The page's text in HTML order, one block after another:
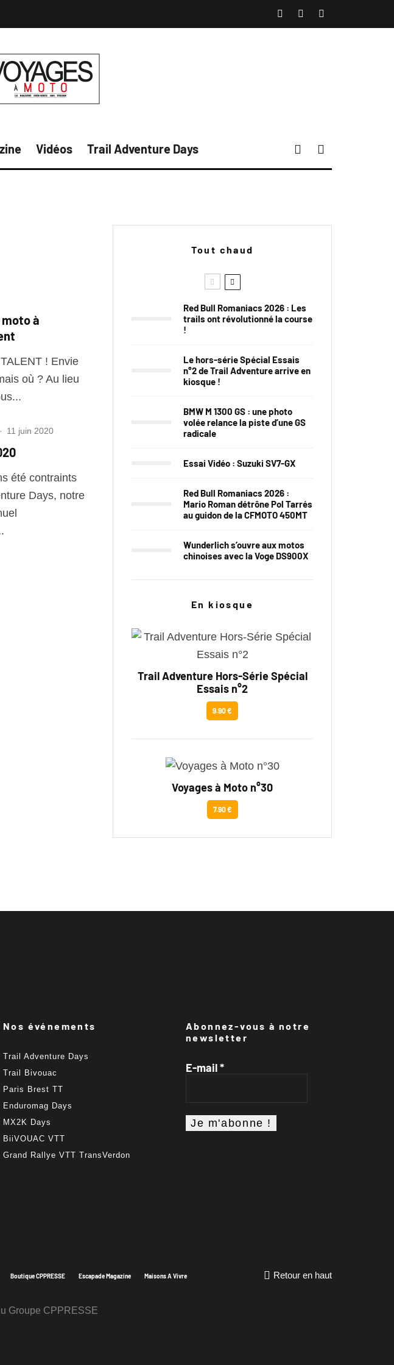
Vidéos Trail Adventure Days
à
! Envie
où ? Au lieu
· 11 juin 2020
été contraints
Days, notre
Tout chaud
Red Bull Romaniacs 2026 : Les
trails ont révolutionné la course
!
Le hors-série Spécial Essais
n°2 de Trail Adventure arrive en
kiosque !
BMW M 1300 GS : une photo
volée relance la piste d’une GS
radicale
Essai Vidéo : Suzuki SV7-GX
Red Bull Romaniacs 2026 :
Mario Roman détrône Pol Tarrés
au guidon de la CFMOTO 450MT
Wunderlich s’ouvre aux motos
chinoises avec la Voge DS900X
En kiosque
Trail Adventure Hors-Série Spécial
Essais n°2
9.90 €
Voyages à Moto n°30
7.90 €
Nos événements
Trail Adventure Days
Trail Bivouac
Paris Brest TT
Enduromag Days
MX2K Days
BiiVOUAC VTT
Grand Rallye VTT TransVerdon
Abonnez-vous à notre
newsletter
E-mail*
Boutique CPPRESSE Escapade Magazine Maisons A Vivre Retour en haut
Groupe CPPRESSE